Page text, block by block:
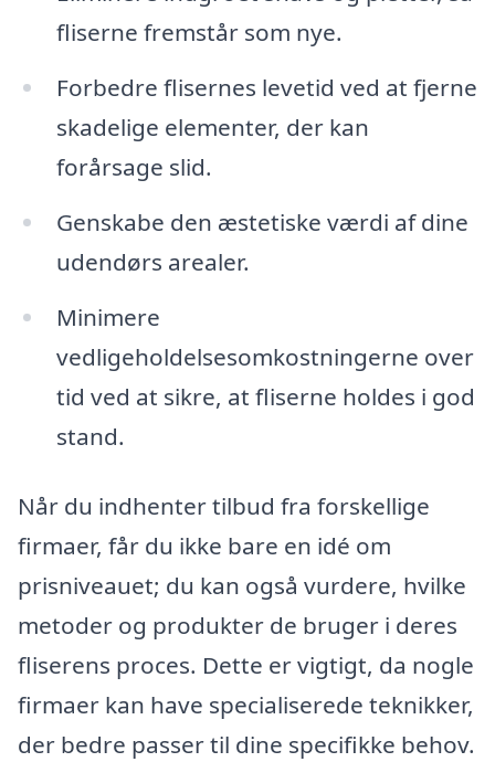
fliserne fremstår som nye.
Forbedre flisernes levetid ved at fjerne
skadelige elementer, der kan
forårsage slid.
Genskabe den æstetiske værdi af dine
udendørs arealer.
Minimere
vedligeholdelsesomkostningerne over
tid ved at sikre, at fliserne holdes i god
stand.
Når du indhenter tilbud fra forskellige
firmaer, får du ikke bare en idé om
prisniveauet; du kan også vurdere, hvilke
metoder og produkter de bruger i deres
fliserens proces. Dette er vigtigt, da nogle
firmaer kan have specialiserede teknikker,
der bedre passer til dine specifikke behov.